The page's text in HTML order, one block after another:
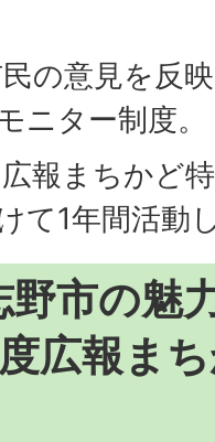
の意見を反
ニター制度。
報まちかど
て1年間活動
市の魅
広報ま